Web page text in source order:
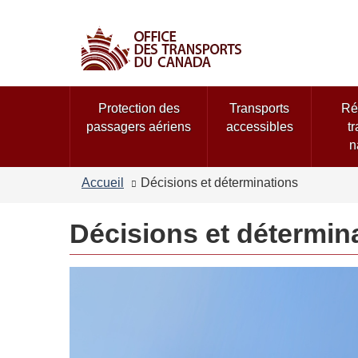
Sélection
de
la
langue
Menu
des
sujets
Protection des
passagers aériens
Transports
accessibles
Accueil Décisions et déterminations
Décisions et